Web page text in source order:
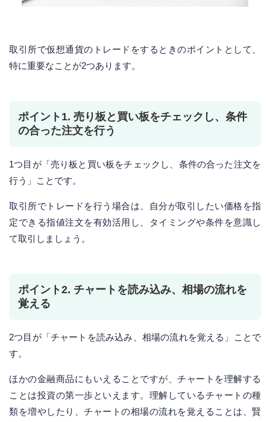
取引所で仮想通貨のトレードをするときのポイントとして、
特に重要なことが2つあります。
ポイント1. 売り板と買い板をチェックし、条件
の合った注文を行う
1つ目が「売り板と買い板をチェックし、条件の合った注文を
行う」ことです。
取引所でトレードを行う場合は、自分が取引したい価格を指
定できる指値注文を有効活用し、タイミングや条件を意識し
て取引しましょう。
ポイント2. チャートを読み込み、相場の流れを
覚える
2つ目が「チャートを読み込み、相場の流れを覚える」ことで
す。
ほかの金融商品にもいえることですが、チャートを理解する
ことは投資の第一歩といえます。理解しているチャートの種
類を増やしたり、チャートの相場の流れを覚えることは、賢